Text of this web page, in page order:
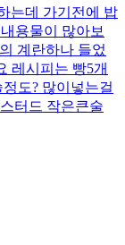
는데 가기전에 밥
용물이 많아보
계란하나 들었
레시피는 빵5개
도? 많이넣는걸
터드 작은큰술